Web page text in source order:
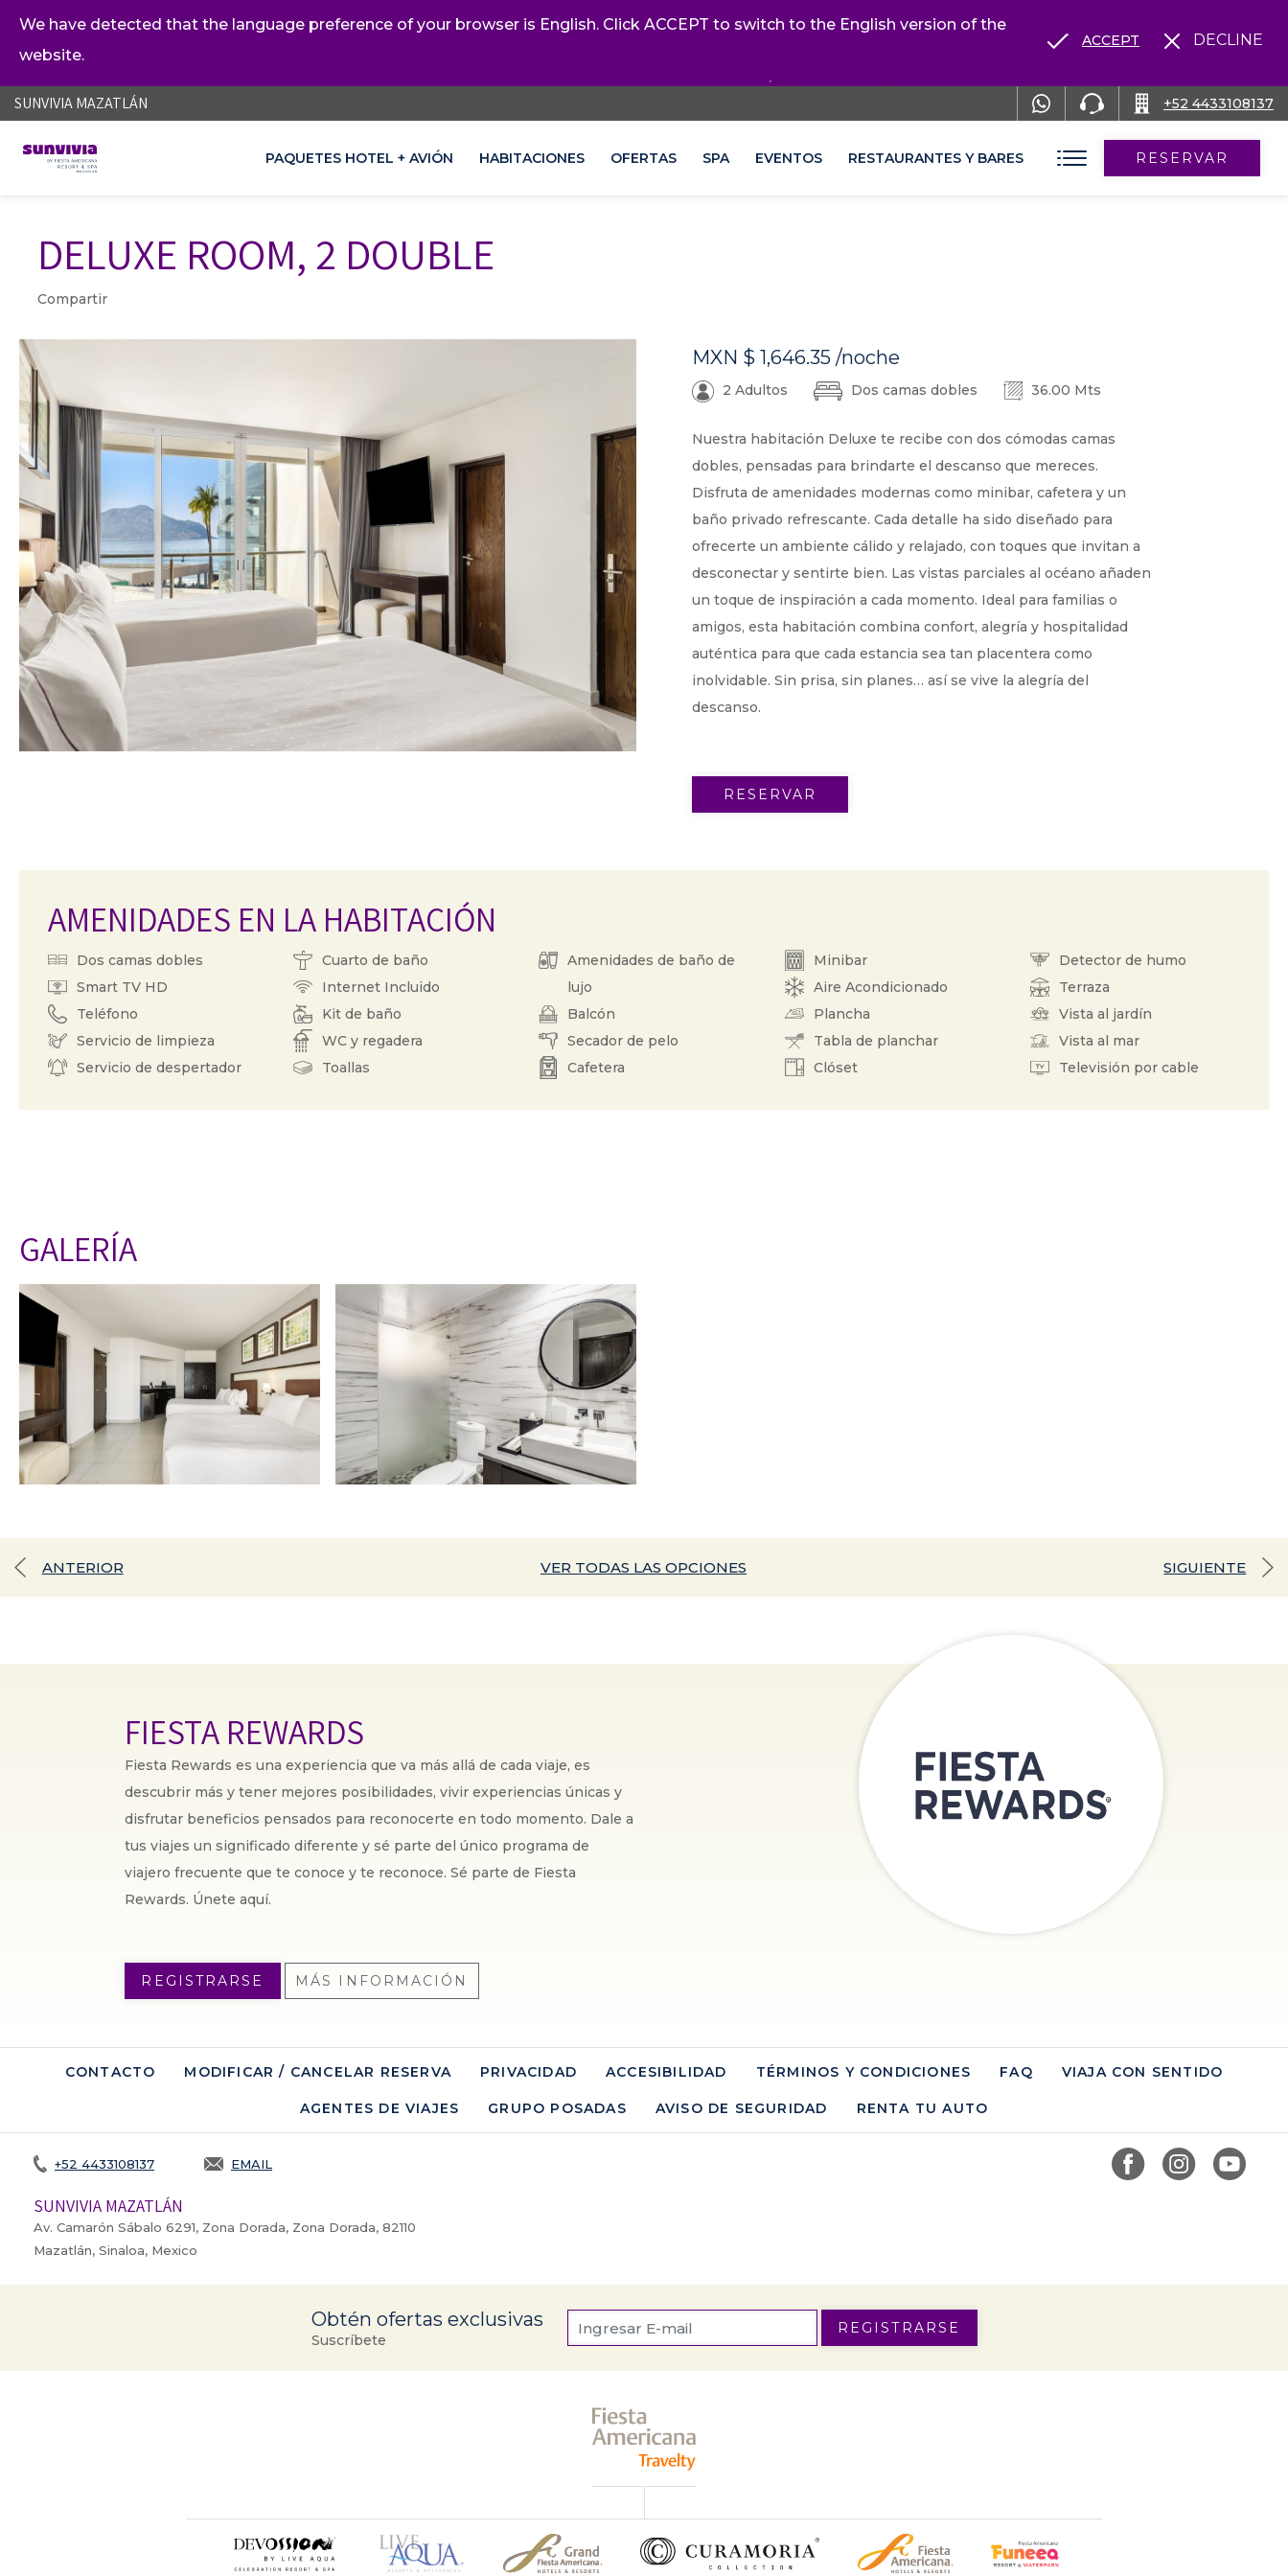
SUNVIVIA MAZATLÁN +52 4433108137
PAQUETES HOTEL + AVIÓN HABITACIONES OFERTAS SPA EVENTOS RESTAURANTES Y BARES RESERVAR
We have detected that the language preference of your browser is English. Click ACCEPT to switch to the English version of the
website.
ACCEPT DECLINE
DELUXE ROOM, 2 DOUBLE
Compartir
MXN $ 1,646.35 /noche
2 Adultos Dos camas dobles 36.00 Mts
Nuestra habitación Deluxe te recibe con dos cómodas camas
dobles, pensadas para brindarte el descanso que mereces.
Disfruta de amenidades modernas como minibar, cafetera y un
baño privado refrescante. Cada detalle ha sido diseñado para
ofrecerte un ambiente cálido y relajado, con toques que invitan a
desconectar y sentirte bien. Las vistas parciales al océano añaden
un toque de inspiración a cada momento. Ideal para familias o
amigos, esta habitación combina confort, alegría y hospitalidad
auténtica para que cada estancia sea tan placentera como
inolvidable. Sin prisa, sin planes… así se vive la alegría del
descanso.
RESERVAR
AMENIDADES EN LA HABITACIÓN
Dos camas dobles
Smart TV HD
Teléfono
Servicio de limpieza
Servicio de despertador
Cuarto de baño
Internet Incluido
Kit de baño
WC y regadera
Toallas
Amenidades de baño de
lujo
Balcón
Secador de pelo
Cafetera
Minibar
Aire Acondicionado
Plancha
Tabla de planchar
Clóset
Detector de humo
Terraza
Vista al jardín
Vista al mar
Televisión por cable
GALERÍA
ANTERIOR VER TODAS LAS OPCIONES SIGUIENTE
FIESTA REWARDS
Fiesta Rewards es una experiencia que va más allá de cada viaje, es
descubrir más y tener mejores posibilidades, vivir experiencias únicas y
disfrutar beneficios pensados para reconocerte en todo momento. Dale a
tus viajes un significado diferente y sé parte del único programa de
viajero frecuente que te conoce y te reconoce. Sé parte de Fiesta
Rewards. Únete aquí.
REGISTRARSE MÁS INFORMACIÓN
CONTACTO MODIFICAR / CANCELAR RESERVA PRIVACIDAD ACCESIBILIDAD TÉRMINOS Y CONDICIONES FAQ VIAJA CON SENTIDO
AGENTES DE VIAJES GRUPO POSADAS AVISO DE SEGURIDAD RENTA TU AUTO
+52 4433108137 EMAIL
SUNVIVIA MAZATLÁN
Av. Camarón Sábalo 6291, Zona Dorada, Zona Dorada, 82110
Mazatlán, Sinaloa, Mexico
Obtén ofertas exclusivas
Suscríbete
REGISTRARSE